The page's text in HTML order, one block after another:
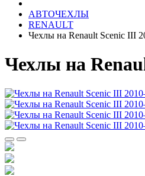
АВТОЧЕХЛЫ
RENAULT
Чехлы на Renault Scenic III
Чехлы на